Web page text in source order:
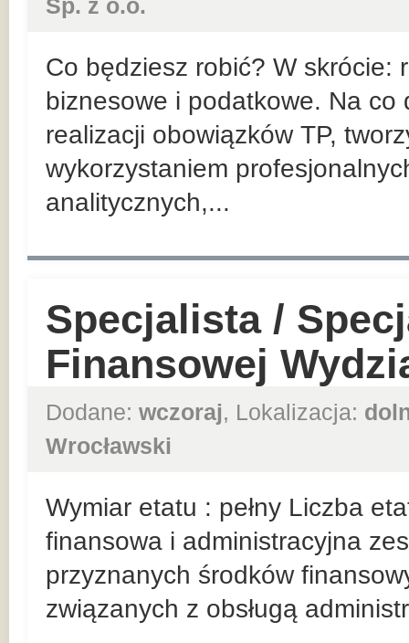
Sp. z o.o.
Co będziesz robić? W skrócie:
biznesowe i podatkowe. Na
realizacji obowiązków TP,
wykorzystaniem
analitycznych,...
Specjalista /
Finansowej
Dodane: wczoraj, Lokalizacja:
Wrocławski
Wymiar etatu : pełny Liczba
finansowa i administracyjna
przyznanych środków
związanych z obsługą